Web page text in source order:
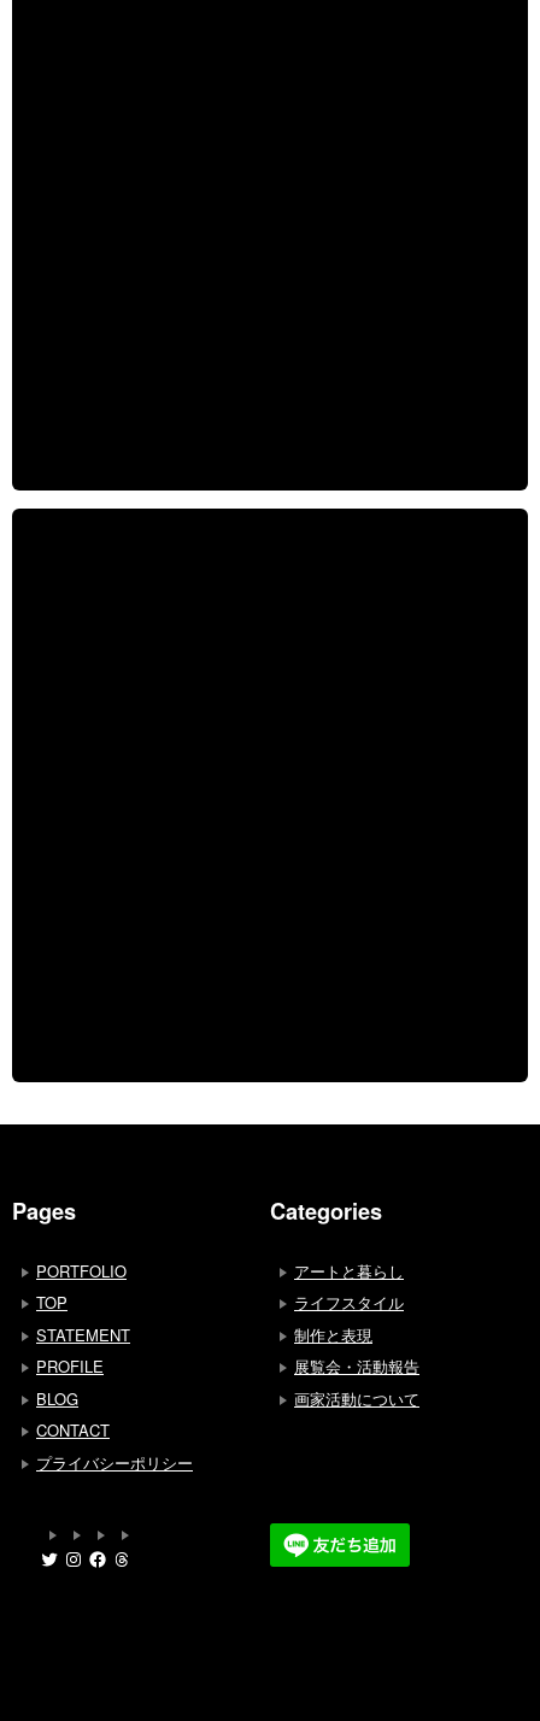
Pages
PORTFOLIO
TOP
STATEMENT
PROFILE
BLOG
CONTACT
プライバシーポリシー
Categories
アートと暮らし
ライフスタイル
制作と表現
展覧会・活動報告
画家活動について
TwitterInstagram
Facebook
Threads